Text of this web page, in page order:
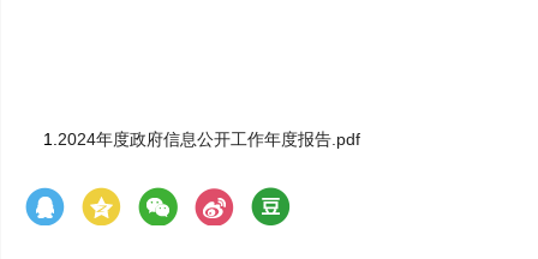
1. 2024年度政府信息公开工作年度报告.pdf